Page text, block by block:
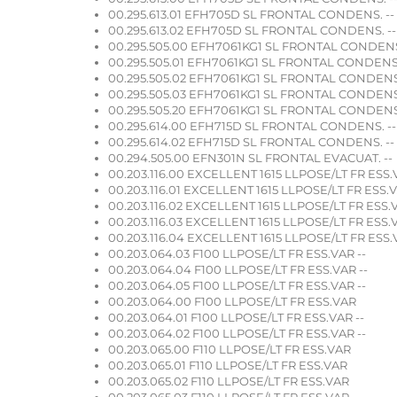
00.295.613.01 EFH705D SL FRONTAL CONDENS. --
00.295.613.02 EFH705D SL FRONTAL CONDENS. --
00.295.505.00 EFH7061KG1 SL FRONTAL
00.295.505.01 EFH7061KG1 SL FRONTAL
00.295.505.02 EFH7061KG1 SL FRONTAL
00.295.505.03 EFH7061KG1 SL FRONTAL
00.295.505.20 EFH7061KG1 SL FRONTAL
00.295.614.00 EFH715D SL FRONTAL CONDENS. --
00.295.614.02 EFH715D SL FRONTAL CONDENS. --
00.294.505.00 EFN301N SL FRONTAL EVACUAT. --
00.203.116.00 EXCELLENT 1615 LLPOSE/LT FR
00.203.116.01 EXCELLENT 1615 LLPOSE/LT FR
00.203.116.02 EXCELLENT 1615 LLPOSE/LT FR
00.203.116.03 EXCELLENT 1615 LLPOSE/LT FR
00.203.116.04 EXCELLENT 1615 LLPOSE/LT FR
00.203.064.03 F100 LLPOSE/LT FR ESS.VAR --
00.203.064.04 F100 LLPOSE/LT FR ESS.VAR --
00.203.064.05 F100 LLPOSE/LT FR ESS.VAR --
00.203.064.00 F100 LLPOSE/LT FR ESS.VAR
00.203.064.01 F100 LLPOSE/LT FR ESS.VAR --
00.203.064.02 F100 LLPOSE/LT FR ESS.VAR --
00.203.065.00 F110 LLPOSE/LT FR ESS.VAR
00.203.065.01 F110 LLPOSE/LT FR ESS.VAR
00.203.065.02 F110 LLPOSE/LT FR ESS.VAR